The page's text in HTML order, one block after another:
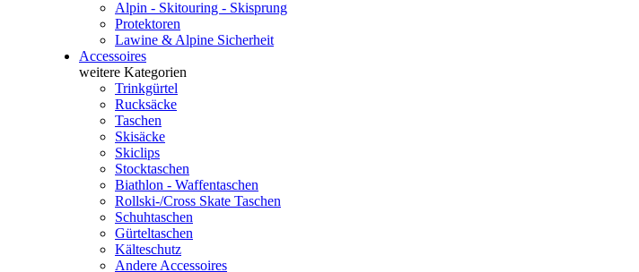
Alpin - Skitouring - Skisprung
Protektoren
Lawine & Alpine Sicherheit
Accessoires
weitere Kategorien
Trinkgürtel
Rucksäcke
Taschen
Skisäcke
Skiclips
Stocktaschen
Biathlon - Waffentaschen
Rollski-/Cross Skate Taschen
Schuhtaschen
Gürteltaschen
Kälteschutz
Andere Accessoires